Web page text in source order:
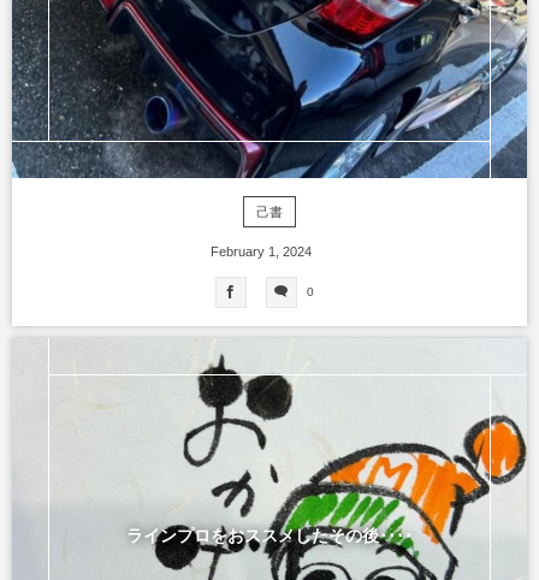
己書
February 1 2024
0
ラインプロをおススメしたその後････